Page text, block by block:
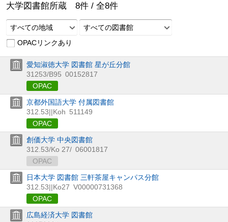
大学図書館所蔵 8件 / 全8件
すべての地域
すべての図書館
OPACリンクあり
愛知淑徳大学 図書館 星が丘分館
31253/B95 00152817
OPAC
京都外国語大学 付属図書館
312.53||Koh 511149
OPAC
創価大学 中央図書館
312.53/Ko 27/ 06001817
OPAC
日本大学 図書館 三軒茶屋キャンパス分館
312.53||Ko27 V00000731368
OPAC
広島経済大学 図書館